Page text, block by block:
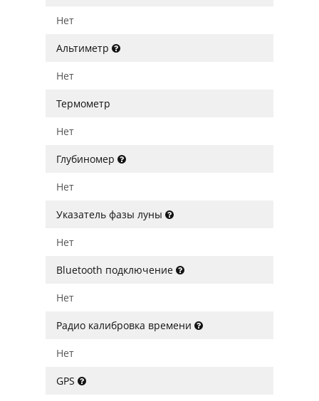
Нет
Альтиметр
Нет
Термометр
Нет
Глубиномер
Нет
Указатель фазы луны
Нет
Bluetooth подключение
Нет
Радио калибровка времени
Нет
GPS